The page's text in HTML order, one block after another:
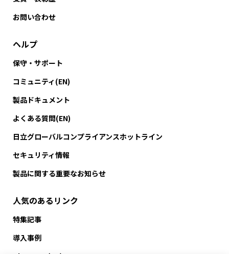
お問い合わせ
ヘルプ
保守・サポート
コミュニティ(EN)
製品ドキュメント
よくある質問(EN)
日立グローバルコンプライアンスホットライン
セキュリティ情報
製品に関する重要なお知らせ
人気のあるリンク
特集記事
導入事例